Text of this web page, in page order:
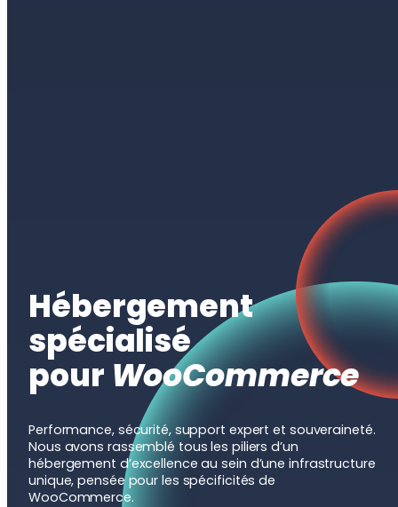
Hébergement
spécialisé
pour WooCommerce
Performance, sécurité, support expert et souveraineté.
Nous avons rassemblé tous les piliers d’un
hébergement d’excellence au sein d’une infrastructure
unique, pensée pour les spécificités de
WooCommerce.